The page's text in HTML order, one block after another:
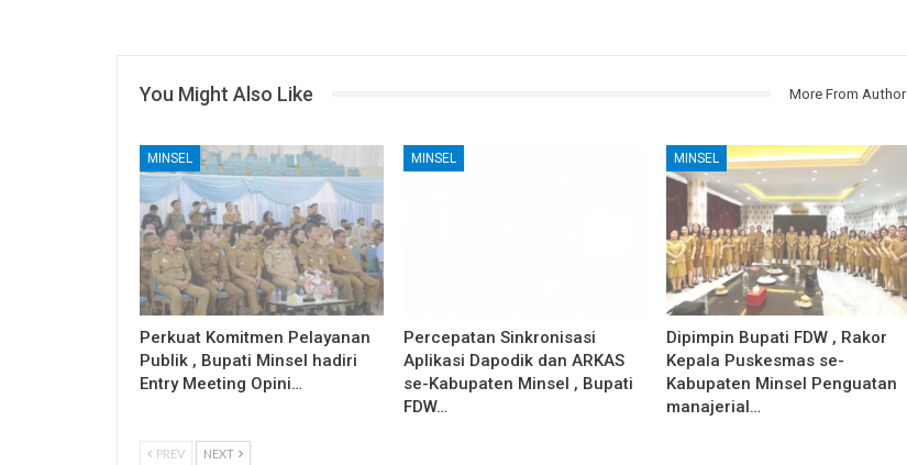
You Might Also Like More From Author
MINSEL
Perkuat Komitmen Pelayanan
Publik , Bupati Minsel hadiri
Entry Meeting Opini…
MINSEL
Percepatan Sinkronisasi
Aplikasi Dapodik dan ARKAS
se-Kabupaten Minsel , Bupati
FDW…
MINSEL
Dipimpin Bupati FDW , Rakor
Kepala Puskesmas se-
Kabupaten Minsel Penguatan
manajerial…
PREV NEXT